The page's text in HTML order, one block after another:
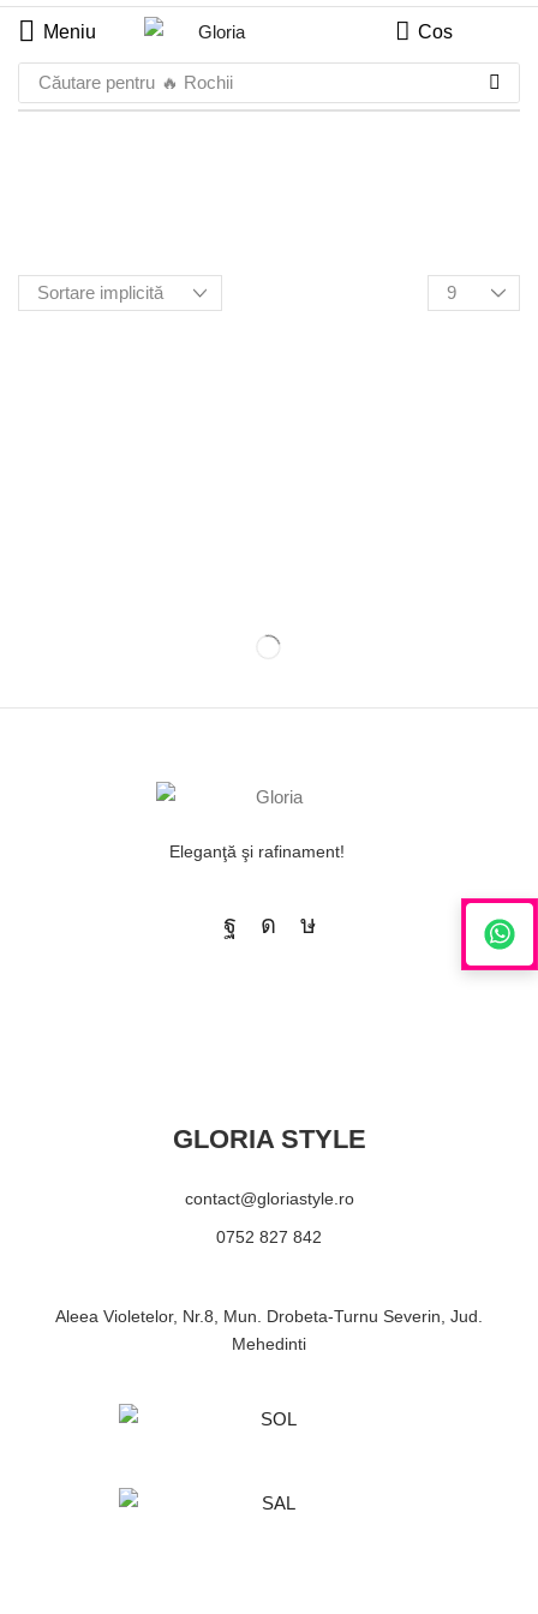
Meniu Cos
Căutare pentru 🔥 Rochii
Eleganţă şi rafinament!
GLORIA STYLE
contact@gloriastyle.ro
0752 827 842
Aleea Violetelor, Nr.8, Mun. Drobeta-Turnu Severin, Jud.
Mehedinti